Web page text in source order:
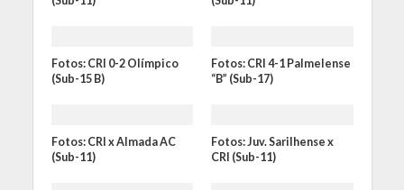
Fotos: CRI 0-2 Olímpico
(Sub-15 B)
Fotos: CRI 4-1 Palmelense
“B” (Sub-17)
Fotos: CRI x Almada AC
(Sub-11)
Fotos: Juv. Sarilhense x
CRI (Sub-11)